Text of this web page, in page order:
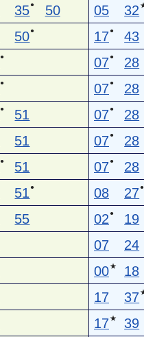
35● 50 05 32
50● 17● 43
● 07● 28
● 07● 28
● 51 07● 28
51 07● 28
● 51 07● 28
51 ● 08 27●
55 02 ● 19
07 24
00★ 18
17 37
17★ 39